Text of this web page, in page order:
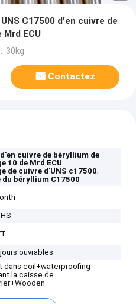
C17500 d'en cuivre de
ECU
30kg
Contactez
cuivre de béryllium de
10 de Mrd ECU
de cuivre d'UNS c17500,
du béryllium C17500
ouvrables
dans coil+waterproofing
la caisse de